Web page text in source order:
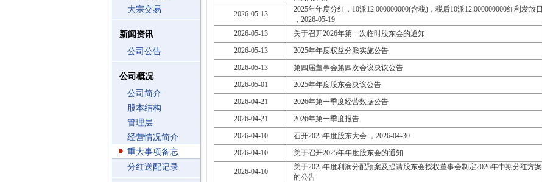
大宗交易
新闻资讯
公司公告
公司概况
公司简介
股本结构
管理层
经营情况简介
重大事项备忘
分红送配记录
2026-05-13
2025年年度分红，10派12.000000000(含税)，税后10派12.000000000红利发放日
，2026-05-19
2026-05-13 关于召开2026年第一次临时股东会的通知
2026-05-13
2025年年度权益分派实施公告
2026-05-13
第四届董事会第四次会议决议公告
2026-05-01
2025年年度股东会决议公告
2026-04-21
2026年第一季度经营数据公告
2026-04-21
2026年第一季度报告
2026-04-10
召开2025年度股东大会 ，2026-04-30
2026-04-10
关于召开2025年年度股东会的通知
2026-04-10
关于2025年度利润分配预案及提请股东会授权董事会制定2026年中期分红方案
的公告